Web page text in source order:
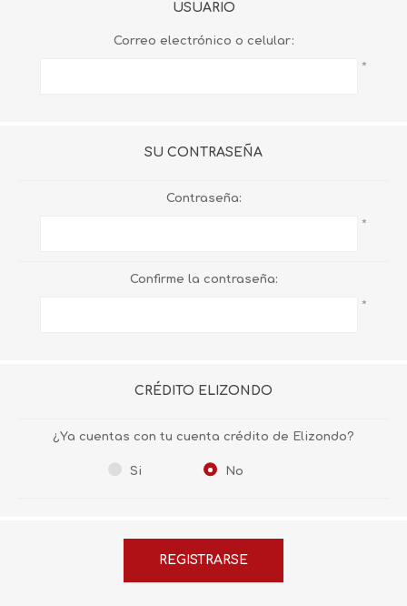
USUARIO
Correo electrónico o celular:
*
SU CONTRASEÑA
Contraseña:
*
Confirme la contraseña:
*
CRÉDITO ELIZONDO
¿Ya cuentas con tu cuenta crédito de Elizondo?
Si No